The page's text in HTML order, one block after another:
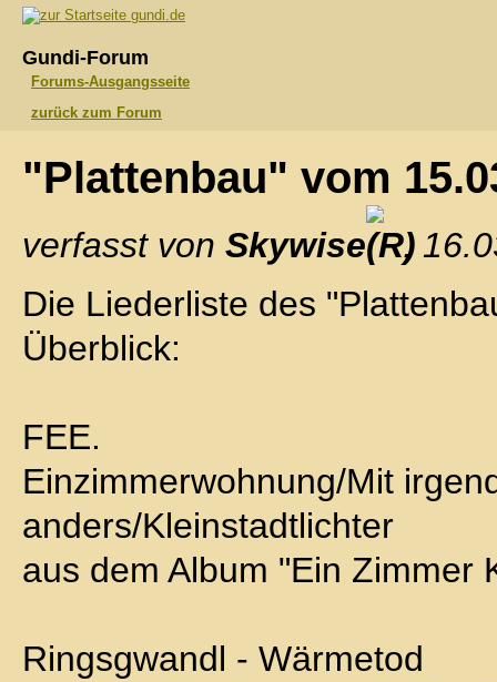
gundi.de
Gundi-Forum
Forums-Ausgangsseite
zurück zum Forum
"Plattenbau" vom
verfasst von Skywise
,
Die Liederliste des
Überblick:
FEE.
Einzimmerwohnung/Mit
anders/Kleinstadtlichter
aus dem Album "Ein Zimmer
Ringsgwandl - Wärmetod